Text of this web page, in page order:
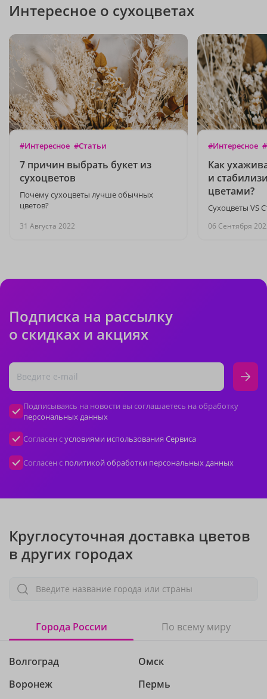
Интересное о сухоцветах
#Интересное #Статьи
7 причин выбрать букет из
сухоцветов
Почему сухоцветы лучше обычных
цветов?
31 Августа 2022
#Интересное
Как
и
цветами?
Сухоцветы VS
06 Сентября
Подписка на рассылку
о скидках и акциях
Подписываясь на новости вы соглашаетесь на обработку
персональных данных
Согласен сусловиями использования Сервиса
Согласен с политикой обработки персональных данных
Круглосуточная доставка цветов
в других городах
Введите название города или страны
Города России По всему миру
Волгоград
Воронеж
Омск
Пермь